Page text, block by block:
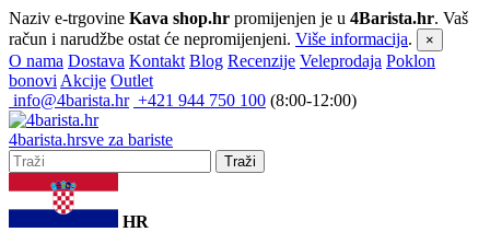
Naziv e-trgovine Kava shop.hr promijenjen je u 4Barista.hr. Vaš
račun i narudžbe ostat će nepromijenjeni. Više informacija. ×
O nama Dostava Kontakt Blog Recenzije Veleprodaja Poklon
bonovi Akcije Outlet
info@4barista.hr +421 944 750 100 (8:00-12:00)
4barista.hrsve za bariste
Traži
HR